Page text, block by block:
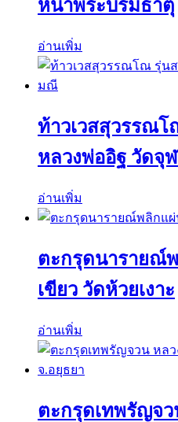
หน้าพระบรมธาตุ
อ่านเพิ่ม
ท้าวเวสสุวรรณโ
หลวงพ่ออิฐ วัดจุ
อ่านเพิ่ม
ตะกรุดนารายณ์
เขียว วัดห้วยเงาะ
อ่านเพิ่ม
ตะกรุดเทพรัญจ